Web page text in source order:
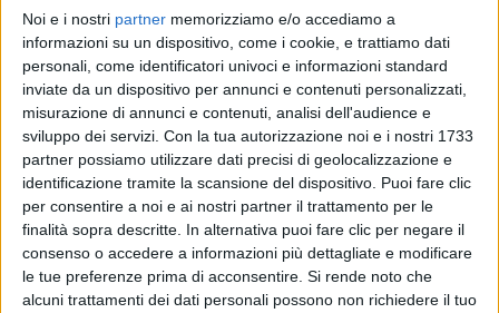
Noi e i nostri partner memorizziamo e/o accediamo a
informazioni su un dispositivo, come i cookie, e trattiamo dati
personali, come identificatori univoci e informazioni standard
inviate da un dispositivo per annunci e contenuti personalizzati,
misurazione di annunci e contenuti, analisi dell'audience e
sviluppo dei servizi. Con la tua autorizzazione noi e i nostri 1733
partner possiamo utilizzare dati precisi di geolocalizzazione e
identificazione tramite la scansione del dispositivo. Puoi fare clic
per consentire a noi e ai nostri partner il trattamento per le
finalità sopra descritte. In alternativa puoi fare clic per negare il
consenso o accedere a informazioni più dettagliate e modificare
le tue preferenze prima di acconsentire. Si rende noto che
alcuni trattamenti dei dati personali possono non richiedere il tuo
06 mar 2021
Colapesce e Dimartino: l’idea della
pattinatrice a Sanremo è nata da una notte
insonne
“I mortali è un disco perfetto da ascoltare quando si
fa l’amore!”
diSimone Bernardi